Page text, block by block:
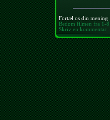
Fortæl os din mening
Bedøm filmen fra 1-8
Skriv en kommentar